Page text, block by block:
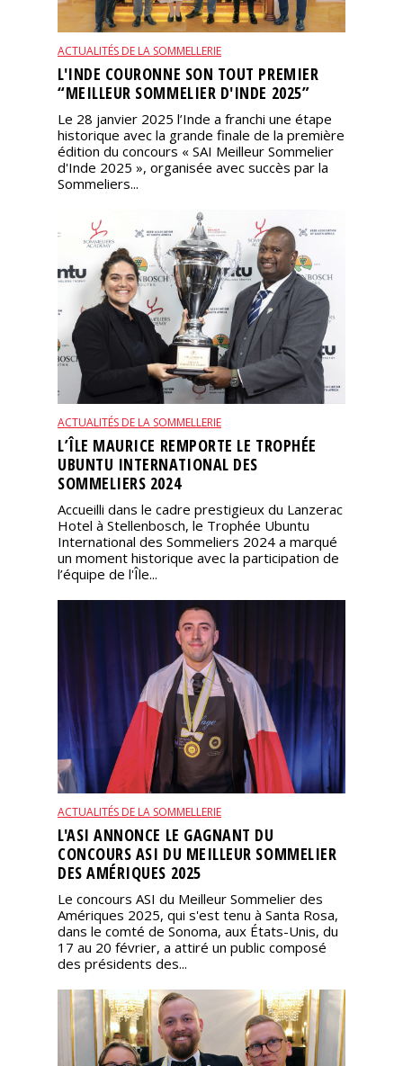
ACTUALITÉS DE LA SOMMELLERIE
L'INDE COURONNE SON TOUT PREMIER
“MEILLEUR SOMMELIER D'INDE 2025”
Le 28 janvier 2025 l’Inde a franchi une étape
historique avec la grande finale de la première
édition du concours « SAI Meilleur Sommelier
d'Inde 2025 », organisée avec succès par la
Sommeliers...
ACTUALITÉS DE LA SOMMELLERIE
L’ÎLE MAURICE REMPORTE LE TROPHÉE
UBUNTU INTERNATIONAL DES
SOMMELIERS 2024
Accueilli dans le cadre prestigieux du Lanzerac
Hotel à Stellenbosch, le Trophée Ubuntu
International des Sommeliers 2024 a marqué
un moment historique avec la participation de
l’équipe de l'Île...
ACTUALITÉS DE LA SOMMELLERIE
L'ASI ANNONCE LE GAGNANT DU
CONCOURS ASI DU MEILLEUR SOMMELIER
DES AMÉRIQUES 2025
Le concours ASI du Meilleur Sommelier des
Amériques 2025, qui s'est tenu à Santa Rosa,
dans le comté de Sonoma, aux États-Unis, du
17 au 20 février, a attiré un public composé
des présidents des...